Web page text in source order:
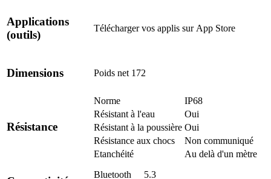
Applications
(outils)
Télécharger vos applis sur App Store
Dimensions Poids net 172
Résistance
Norme
IP68
Résistant à l'eau
Oui
Résistant à la poussière Oui
Résistance aux chocs
Non communiqué
Etanchéité
Au delà d'un mètre
Bluetooth
5.3